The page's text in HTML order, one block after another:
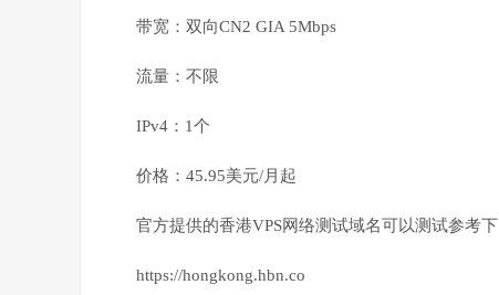
带宽：双向CN2 GIA 5Mbps
流量：不限
IPv4：1个
价格：45.95美元/月起
官方提供的香港VPS网络测试域名可以测试参考下
https://hongkong.hbn.co